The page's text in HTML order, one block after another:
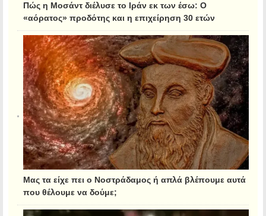
Πώς η Μοσάντ διέλυσε το Ιράν εκ των έσω: Ο
«αόρατος» προδότης και η επιχείρηση 30 ετών
Μας τα είχε πει ο Νοστράδαμος ή απλά βλέπουμε αυτά
που θέλουμε να δούμε;